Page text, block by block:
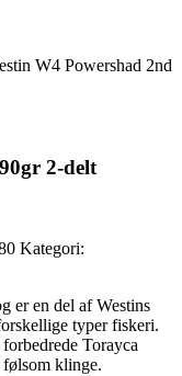
W4 Powershad 2nd
2-delt
Kategori:
er en del af Westins
typer fiskeri.
Torayca
klinge.